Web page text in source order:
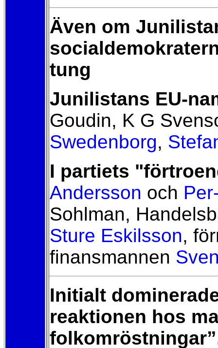
Även om
tung
Junilistans EU-
Goudin, K G
Swedenborg,
I partiets
Andersson och
Sohlman,
Sture Eskilsson,
finansmannen
Initialt
reaktionen hos